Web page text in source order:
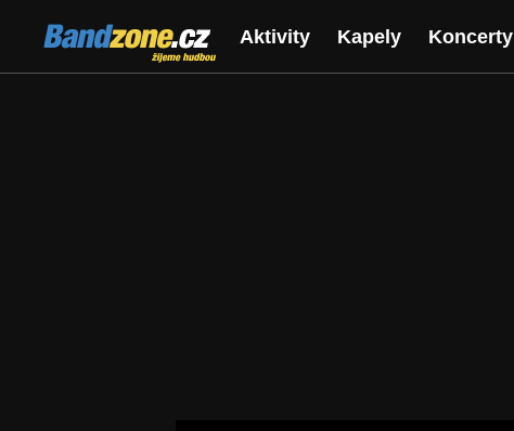
Bandzone.cz
žijeme hudbou
Aktivity Kapely Koncerty